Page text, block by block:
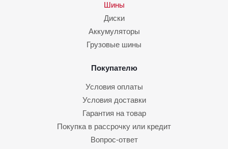
Шины
Диски
Аккумуляторы
Грузовые шины
Покупателю
Условия оплаты
Условия доставки
Гарантия на товар
Покупка в рассрочку или кредит
Вопрос-ответ